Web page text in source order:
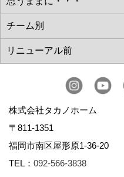
株式会社タカノホーム
〒811-1351
福岡市南区屋形原1-36-20
TEL： 092-566-3838